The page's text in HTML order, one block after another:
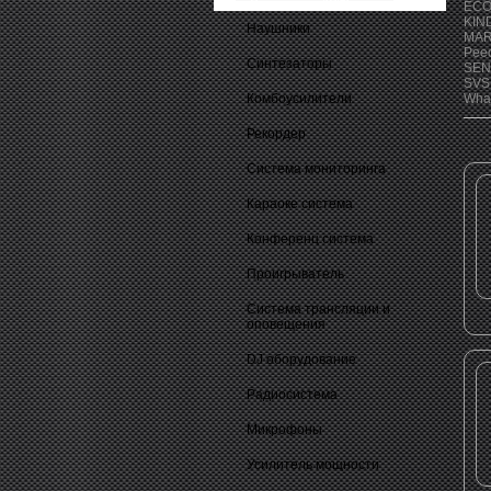
Наушники
Синтезаторы
Комбоусилители
Рекордер
Система мониторинга
Караоке система
Конференц система
Проигрыватель
Система трансляции и
оповещения
DJ оборудование
Радиосистема
Микрофоны
Усилитель мощности
ECO